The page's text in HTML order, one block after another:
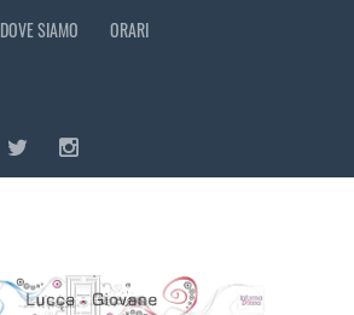
DOVE SIAMO ORARI